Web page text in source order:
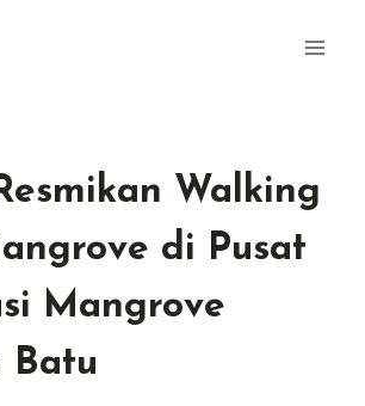
Walking
di Pusat
Mangrove
Batu